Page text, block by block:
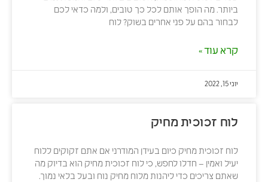
ביותר. מה הופך אותם לכל כך טובים, ולמה כדאי לכם
לבחור בהם על פני אחרים בשוק? לוח
קרא עוד »
יוני 15, 2022
לוח זכוכית מחיק
לוח זכוכית מחיק כיום בעידן המודרני אם אתם זקוקים ללוח
יעיל ואמין – חדלו לחפש, כי לוח זכוכית מחיק הוא בדיוק מה
שאתם צריכים כדי ליהנות מלוח מחיק נוח ובעל בלאי נמוך.